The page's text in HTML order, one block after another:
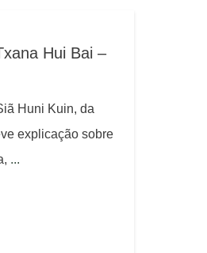
Hui Bai –
Huni Kuin, da
explicação sobre
...